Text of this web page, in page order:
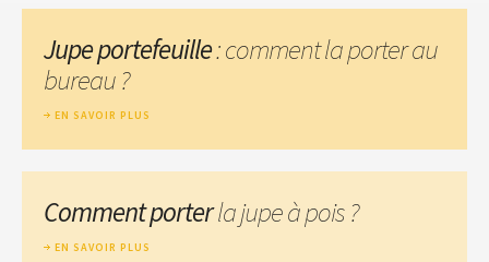
Jupe portefeuille: comment la porter au
bureau ?
EN SAVOIR PLUS
Comment porterla jupe à pois ?
EN SAVOIR PLUS